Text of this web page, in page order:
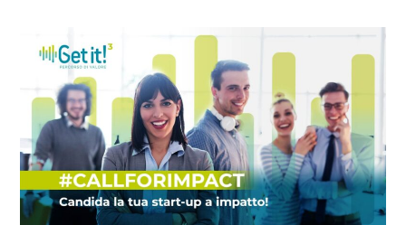
Dettagli Post Magazine